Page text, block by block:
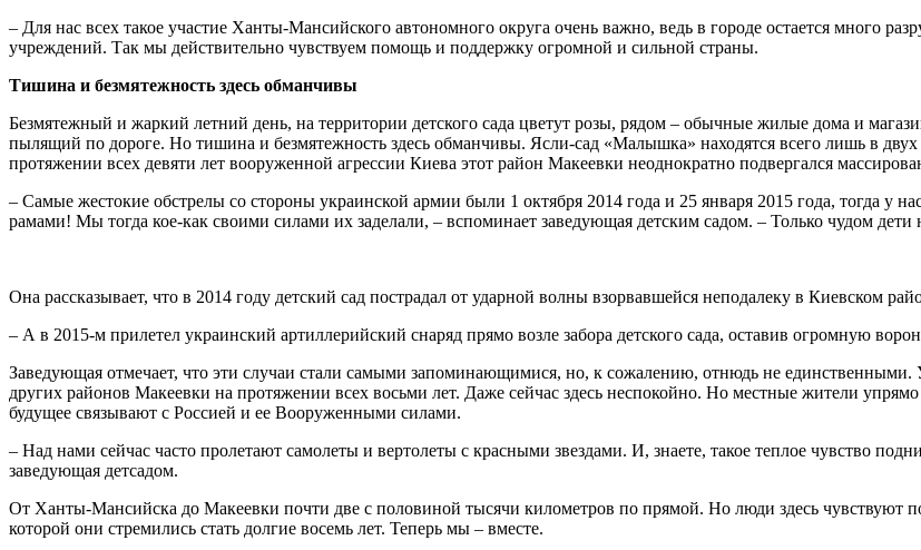
– Для нас всех такое участие Ханты-Мансийского автономного округа очень важно, ведь в городе остается много
учреждений. Так мы действительно чувствуем помощь и поддержку огромной и сильной страны.
Тишина и безмятежность здесь обманчивы
Безмятежный и жаркий летний день, на территории детского сада цветут розы, рядом – обычные жилые дома и
пылящий по дороге. Но тишина и безмятежность здесь обманчивы. Ясли-сад «Малышка» находятся всего лишь в
протяжении всех девяти лет вооруженной агрессии Киева этот район Макеевки неоднократно подвергался
– Самые жестокие обстрелы со стороны украинской армии были 1 октября 2014 года и 25 января 2015 года, тогда у
рамами! Мы тогда кое-как своими силами их заделали, – вспоминает заведующая детским садом. – Только чудом дети
Она рассказывает, что в 2014 году детский сад пострадал от ударной волны взорвавшейся неподалеку в Киевском
– А в 2015-м прилетел украинский артиллерийский снаряд прямо возле забора детского сада, оставив огромную
Заведующая отмечает, что эти случаи стали самыми запоминающимися, но, к сожалению, отнюдь не единственными.
других районов Макеевки на протяжении всех восьми лет. Даже сейчас здесь неспокойно. Но местные жители
будущее связывают с Россией и ее Вооруженными силами.
– Над нами сейчас часто пролетают самолеты и вертолеты с красными звездами. И, знаете, такое теплое чувство
заведующая детсадом.
От Ханты-Мансийска до Макеевки почти две с половиной тысячи километров по прямой. Но люди здесь чувствуют
которой они стремились стать долгие восемь лет. Теперь мы – вместе.